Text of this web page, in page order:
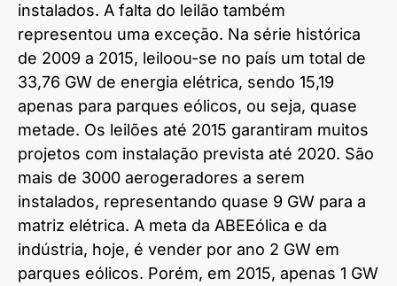
instalados. A falta do leilão também
representou uma exceção. Na série histórica
de 2009 a 2015, leiloou-se no país um total de
33,76 GW de energia elétrica, sendo 15,19
apenas para parques eólicos, ou seja, quase
metade. Os leilões até 2015 garantiram muitos
projetos com instalação prevista até 2020. São
mais de 3000 aerogeradores a serem
instalados, representando quase 9 GW para a
matriz elétrica. A meta da ABEEólica e da
indústria, hoje, é vender por ano 2 GW em
parques eólicos. Porém, em 2015, apenas 1 GW